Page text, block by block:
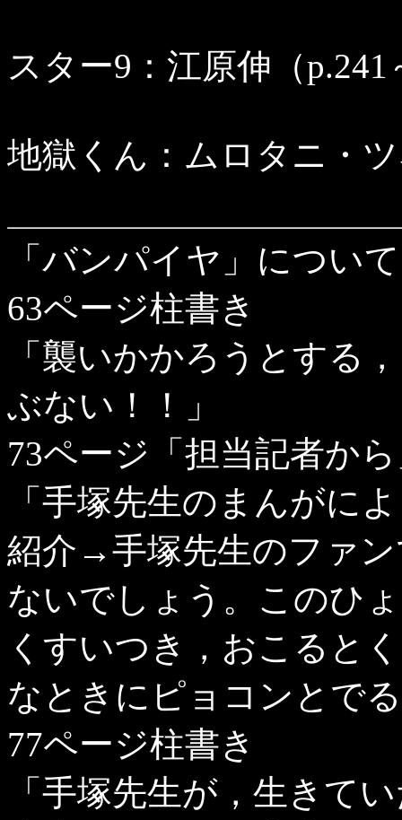
スター9：江原伸（p.241
地獄くん：ムロタニ・
「バンパイヤ」について
63ページ柱書き
「襲いかかろうとする
ぶない！！」
73ページ「担当記者か
「手塚先生のまんがに
紹介→手塚先生のファ
ないでしょう。このひ
くすいつき，おこると
なときにピョコンとで
77ページ柱書き
「手塚先生が，生きて